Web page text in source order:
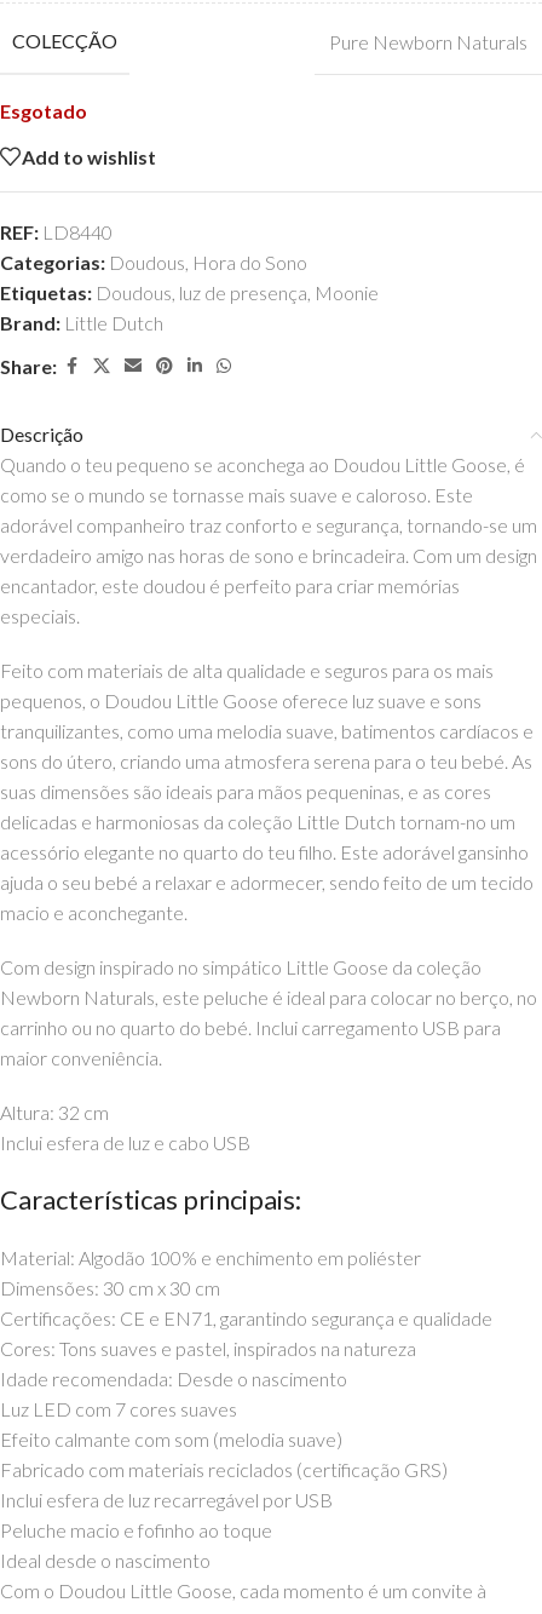
COLECÇÃO Pure Newborn Naturals
Esgotado
Add to wishlist
REF: LD8440
Categorias: Doudous, Hora do Sono
Etiquetas: Doudous, luz de presença, Moonie
Brand: Little Dutch
Share:
Descrição
Quando o teu pequeno se aconchega ao Doudou Little Goose, é
como se o mundo se tornasse mais suave e caloroso. Este
adorável companheiro traz conforto e segurança, tornando-se um
verdadeiro amigo nas horas de sono e brincadeira. Com um design
encantador, este doudou é perfeito para criar memórias
especiais.
Feito com materiais de alta qualidade e seguros para os mais
pequenos, o Doudou Little Goose oferece luz suave e sons
tranquilizantes, como uma melodia suave, batimentos cardíacos e
sons do útero, criando uma atmosfera serena para o teu bebé. As
suas dimensões são ideais para mãos pequeninas, e as cores
delicadas e harmoniosas da coleção Little Dutch tornam-no um
acessório elegante no quarto do teu filho. Este adorável gansinho
ajuda o seu bebé a relaxar e adormecer, sendo feito de um tecido
macio e aconchegante.
Com design inspirado no simpático Little Goose da coleção
Newborn Naturals, este peluche é ideal para colocar no berço, no
carrinho ou no quarto do bebé. Inclui carregamento USB para
maior conveniência.
Altura: 32 cm
Inclui esfera de luz e cabo USB
Características principais:
Material: Algodão 100% e enchimento em poliéster
Dimensões: 30 cm x 30 cm
Certificações: CE e EN71, garantindo segurança e qualidade
Cores: Tons suaves e pastel, inspirados na natureza
Idade recomendada: Desde o nascimento
Luz LED com 7 cores suaves
Efeito calmante com som (melodia suave)
Fabricado com materiais reciclados (certificação GRS)
Inclui esfera de luz recarregável por USB
Peluche macio e fofinho ao toque
Ideal desde o nascimento
Com o Doudou Little Goose, cada momento é um convite à